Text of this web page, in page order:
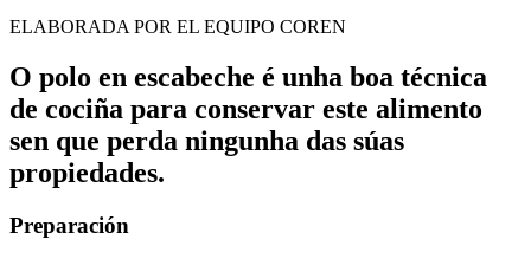
ELABORADA POR EL EQUIPO COREN
O polo en escabeche é unha boa técnica
de cociña para conservar este alimento
sen que perda ningunha das súas
propiedades.
Preparación